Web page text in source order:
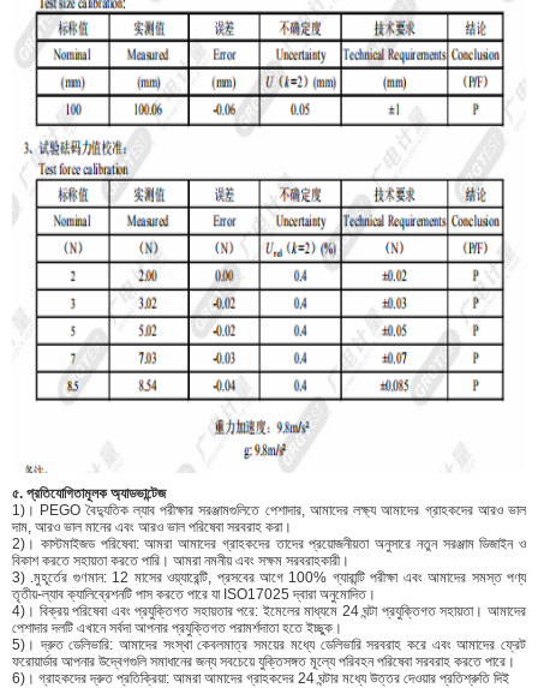
৫. প্রতিযোগিতামূলক অ্যাডভান্টেজ
1)। PEGO বৈদ্যুতিক ল্যাব পরীক্ষার সরঞ্জামগুলিতে পেশাদার, আমাদের লক্ষ্য আমাদের গ্রাহকদের আরও ভাল
দাম, আরও ভাল মানের এবং আরও ভাল পরিষেবা সরবরাহ করা।
2)। কাস্টমাইজড পরিষেবা: আমরা আমাদের গ্রাহকদের তাদের প্রয়োজনীয়তা অনুসারে নতুন সরঞ্জাম ডিজাইন ও
বিকাশ করতে সহায়তা করতে পারি। আমরা নমনীয় এবং সক্ষম সরবরাহকারী।
3) .মুহূর্তের গুণমান: 12 মাসের ওয়্যারেন্টি, প্রসবের আগে 100% গ্যারান্টি পরীক্ষা এবং আমাদের সমস্ত পণ্য
তৃতীয়-ল্যাব ক্যালিব্রেশনটি পাস করতে পারে যা ISO17025 দ্বারা অনুমোদিত।
4)। বিক্রয় পরিষেবা এবং প্রযুক্তিগত সহায়তার পরে: ইমেলের মাধ্যমে 24 ঘন্টা প্রযুক্তিগত সহায়তা। আমাদের
পেশাদার দলটি এখানে সর্বদা আপনার প্রযুক্তিগত পরামর্শদাতা হতে ইচ্ছুক।
5)। দ্রুত ডেলিভারি: আমাদের সংস্থা কেবলমাত্র সময়ের মধ্যে ডেলিভারি সরবরাহ করে এবং আমাদের ফ্রেট
ফরোয়ার্ডার আপনার উদ্বেগগুলি সমাধানের জন্য সবচেয়ে যুক্তিসঙ্গত মূল্যে পরিবহন পরিষেবা সরবরাহ করতে পারে।
6)। গ্রাহকদের দ্রুত প্রতিক্রিয়া: আমরা আমাদের গ্রাহকদের 24 ঘন্টার মধ্যে উত্তর দেওয়ার প্রতিশ্রুতি দিই